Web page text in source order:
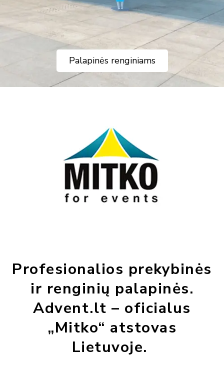
Palapinės renginiams
Profesionalios prekybinės
ir renginių palapinės.
Advent.lt – oficialus
„Mitko“ atstovas
Lietuvoje.